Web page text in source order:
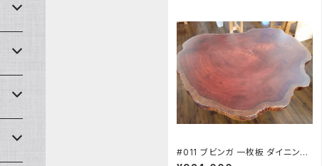
#011 ブビンガ 一枚板 ダイニング
テーブル ワーキングデスク 座卓